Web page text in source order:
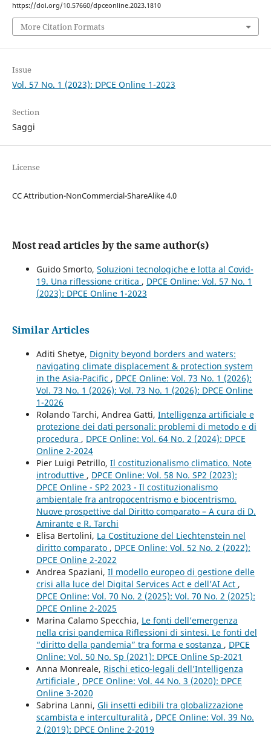
https://doi.org/10.57660/dpceonline.2023.1810
More Citation Formats
Issue
Vol. 57 No. 1 (2023): DPCE Online 1-2023
Section
Saggi
License
CC Attribution-NonCommercial-ShareAlike 4.0
Most read articles by the same author(s)
Guido Smorto, Soluzioni tecnologiche e lotta al Covid-
19. Una riflessione critica , DPCE Online: Vol. 57 No. 1
(2023): DPCE Online 1-2023
Similar Articles
Aditi Shetye, Dignity beyond borders and waters:
navigating climate displacement & protection system
in the Asia-Pacific , DPCE Online: Vol. 73 No. 1 (2026):
Vol. 73 No. 1 (2026): Vol. 73 No. 1 (2026): DPCE Online
1-2026
Rolando Tarchi, Andrea Gatti, Intelligenza artificiale e
protezione dei dati personali: problemi di metodo e di
procedura , DPCE Online: Vol. 64 No. 2 (2024): DPCE
Online 2-2024
Pier Luigi Petrillo, Il costituzionalismo climatico. Note
introduttive , DPCE Online: Vol. 58 No. SP2 (2023):
DPCE Online - SP2 2023 - Il costituzionalismo
ambientale fra antropocentrismo e biocentrismo.
Nuove prospettive dal Diritto comparato – A cura di D.
Amirante e R. Tarchi
Elisa Bertolini, La Costituzione del Liechtenstein nel
diritto comparato , DPCE Online: Vol. 52 No. 2 (2022):
DPCE Online 2-2022
Andrea Spaziani, Il modello europeo di gestione delle
crisi alla luce del Digital Services Act e dell’AI Act ,
DPCE Online: Vol. 70 No. 2 (2025): Vol. 70 No. 2 (2025):
DPCE Online 2-2025
Marina Calamo Specchia, Le fonti dell’emergenza
nella crisi pandemica Riflessioni di sintesi. Le fonti del
“diritto della pandemia” tra forma e sostanza , DPCE
Online: Vol. 50 No. Sp (2021): DPCE Online Sp-2021
Anna Monreale, Rischi etico-legali dell’Intelligenza
Artificiale , DPCE Online: Vol. 44 No. 3 (2020): DPCE
Online 3-2020
Sabrina Lanni, Gli insetti edibili tra globalizzazione
scambista e interculturalità , DPCE Online: Vol. 39 No.
2 (2019): DPCE Online 2-2019